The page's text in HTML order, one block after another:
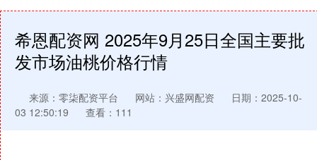
希恩配资网 2025年9月25日全国主要批
发市场油桃价格行情
来源：零柒配资平台 网站：兴盛网配资
日期：2025-10-
03 12:50:19
查看：111